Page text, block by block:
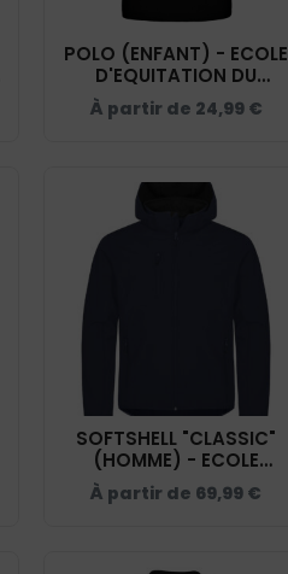
POLO (ENFANT) - ECOLE
D'EQUITATION DU
COQUET - BCK424
À partir de 24,99 €
SOFTSHELL "CLASSIC"
(HOMME) - ECOLE
D'EQUITATION DU
COQUET - 0200912
À partir de 69,99 €